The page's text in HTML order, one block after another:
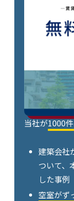
当社が1000
建築会社
ついて、
した事例
空室がず